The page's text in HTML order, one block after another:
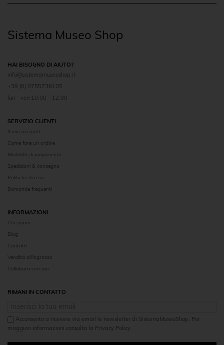
Sistema Museo Shop
HAI BISOGNO DI AIUTO?
info@sistemamuseoshop.it
+39 (0) 0755738105
lun - ven 10:00 - 12:00
SERVIZIO CLIENTI
Il mio account
Come fare un ordine
Modalità di pagamento
Spedizioni & consegna
Politiche di reso
Domande frequenti
INFORMAZIONI
Chi siamo
Blog
Contatti
Vendita all'ingrosso
Collabora con noi
RIMANI IN CONTATTO
Acconsento a ricevere via email le newsletter di SistemaMuseoShop. Per
maggiori informazioni consulta la Privacy Policy.